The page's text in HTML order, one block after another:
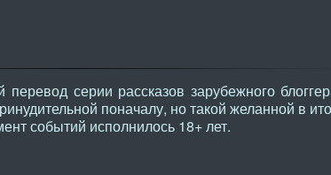
серии рассказов зарубежного
поначалу, но такой желанной в
событий исполнилось 18+ лет.